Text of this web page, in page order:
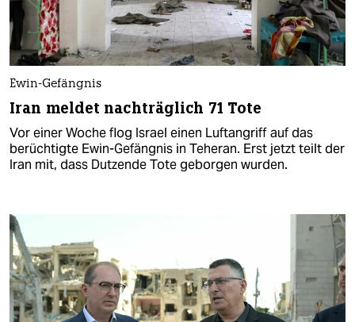
Ewin-Gefängnis
Iran meldet nachträglich 71 Tote
Vor einer Woche flog Israel einen Luftangriff auf das
berüchtigte Ewin-Gefängnis in Teheran. Erst jetzt teilt der
Iran mit, dass Dutzende Tote geborgen wurden.